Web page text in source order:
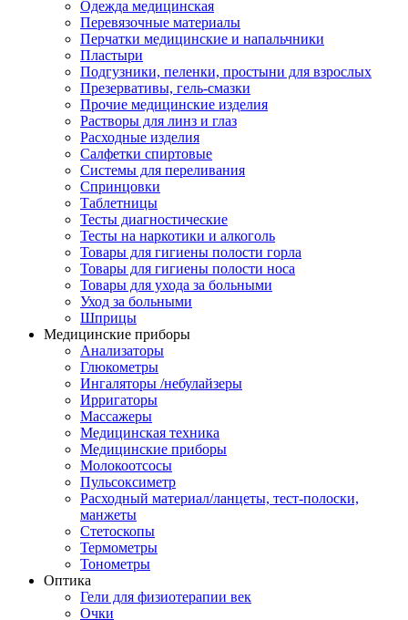
Одежда медицинская
Перевязочные материалы
Перчатки медицинские и напальчники
Пластыри
Подгузники, пеленки, простыни для взрослых
Презервативы, гель-смазки
Прочие медицинские изделия
Растворы для линз и глаз
Расходные изделия
Салфетки спиртовые
Системы для переливания
Спринцовки
Таблетницы
Тесты диагностические
Тесты на наркотики и алкоголь
Товары для гигиены полости горла
Товары для гигиены полости носа
Товары для ухода за больными
Уход за больными
Шприцы
Медицинские приборы
Анализаторы
Глюкометры
Ингаляторы /небулайзеры
Ирригаторы
Массажеры
Медицинская техника
Медицинские приборы
Молокоотсосы
Пульсоксиметр
Расходный материал/ланцеты, тест-полоски,
манжеты
Стетоскопы
Термометры
Тонометры
Оптика
Гели для физиотерапии век
Очки